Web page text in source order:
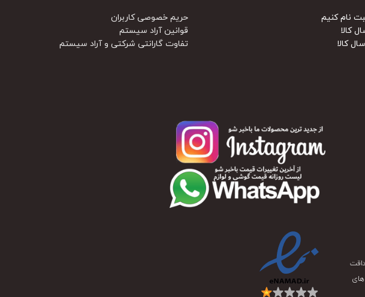
حریم خصوصی کاربران
قوانین آراد سیستم
تفاوت گارانتی شرکتی و آراد سیستم
نام کنیم
کالا
کالا
صداقت
های